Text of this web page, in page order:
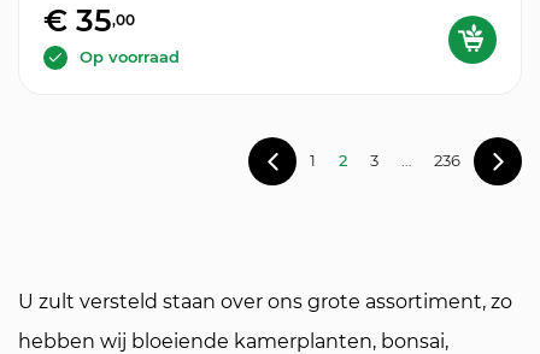
€ 35,00
Op voorraad
1 2 3 … 236
U zult versteld staan over ons grote assortiment, zo
hebben wij bloeiende kamerplanten, bonsai,